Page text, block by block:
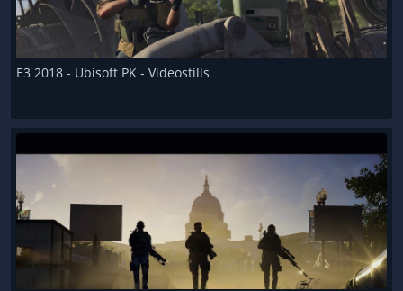
E3 2018 - Ubisoft PK - Videostills